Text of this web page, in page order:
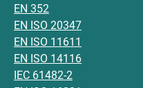
EN 352
EN ISO 20347
EN ISO 11611
EN ISO 14116
IEC 61482-2